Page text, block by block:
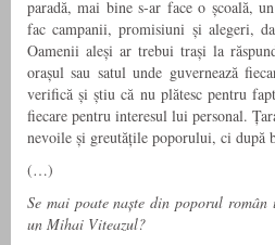
paradă, mai bine s-ar face o școală,
fac campanii, promisiuni și alegeri,
Oamenii aleși ar trebui trași la
orașul sau satul unde guvernează
verifică și știu că nu plătesc pentru
fiecare pentru interesul lui personal.
nevoile și greutățile poporului, ci după
(…)
Se mai poate naște din poporul român
un Mihai Viteazul?